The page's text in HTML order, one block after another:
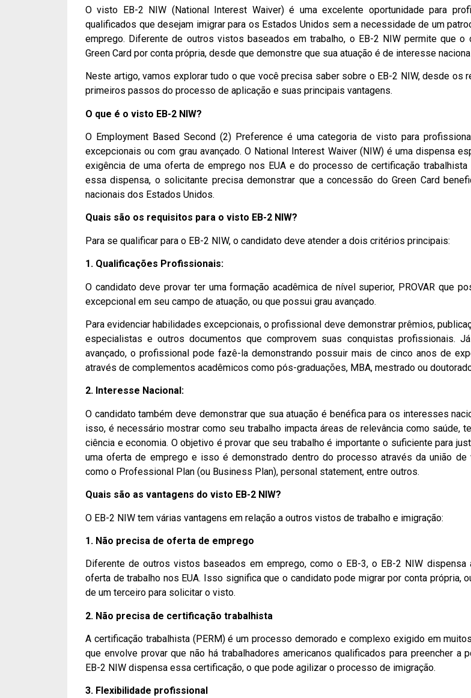
O visto EB-2 NIW (National Interest Waiver) é uma excelente oportunidade para
qualificados que desejam imigrar para os Estados Unidos sem a necessidade de um
emprego. Diferente de outros vistos baseados em trabalho, o EB-2 NIW permite que o
Green Card por conta própria, desde que demonstre que sua atuação é de interesse
Neste artigo, vamos explorar tudo o que você precisa saber sobre o EB-2 NIW, desde os
primeiros passos do processo de aplicação e suas principais vantagens.
O que é o visto EB-2 NIW?
O Employment Based Second (2) Preference é uma categoria de visto para
excepcionais ou com grau avançado. O National Interest Waiver (NIW) é uma dispensa
exigência de uma oferta de emprego nos EUA e do processo de certificação trabalhista
essa dispensa, o solicitante precisa demonstrar que a concessão do Green Card
nacionais dos Estados Unidos.
Quais são os requisitos para o visto EB-2 NIW?
Para se qualificar para o EB-2 NIW, o candidato deve atender a dois critérios principais:
1. Qualificações Profissionais:
O candidato deve provar ter uma formação acadêmica de nível superior, PROVAR que
excepcional em seu campo de atuação, ou que possui grau avançado.
Para evidenciar habilidades excepcionais, o profissional deve demonstrar prêmios,
especialistas e outros documentos que comprovem suas conquistas profissionais.
avançado, o profissional pode fazê-la demonstrando possuir mais de cinco anos de
através de complementos acadêmicos como pós-graduações, MBA, mestrado ou
2. Interesse Nacional:
O candidato também deve demonstrar que sua atuação é benéfica para os interesses
isso, é necessário mostrar como seu trabalho impacta áreas de relevância como saúde,
ciência e economia. O objetivo é provar que seu trabalho é importante o suficiente para
uma oferta de emprego e isso é demonstrado dentro do processo através da união de
como o Professional Plan (ou Business Plan), personal statement, entre outros.
Quais são as vantagens do visto EB-2 NIW?
O EB-2 NIW tem várias vantagens em relação a outros vistos de trabalho e imigração:
1. Não precisa de oferta de emprego
Diferente de outros vistos baseados em emprego, como o EB-3, o EB-2 NIW dispensa
oferta de trabalho nos EUA. Isso significa que o candidato pode migrar por conta própria,
de um terceiro para solicitar o visto.
2. Não precisa de certificação trabalhista
A certificação trabalhista (PERM) é um processo demorado e complexo exigido em
que envolve provar que não há trabalhadores americanos qualificados para preencher a
EB-2 NIW dispensa essa certificação, o que pode agilizar o processo de imigração.
3. Flexibilidade profissional